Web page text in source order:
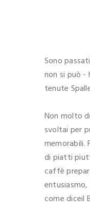
Sono
non si può -
tenute
Non molto
svoltai per
di piatti
caffè
come diceil